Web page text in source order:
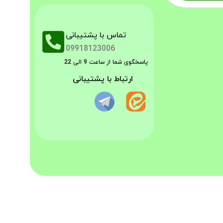
تماس با پشتیبانی
09918123006
پاسخگوی شما از ساعت 9 الی 22
ارتباط با پشتیبانی